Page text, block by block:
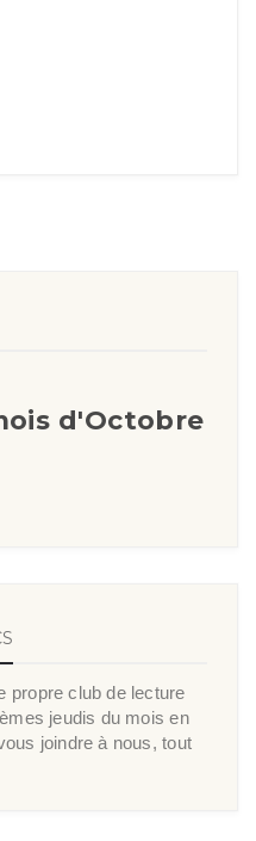
d'Octobre
propre club de lecture
jeudis du mois en
joindre à nous, tout